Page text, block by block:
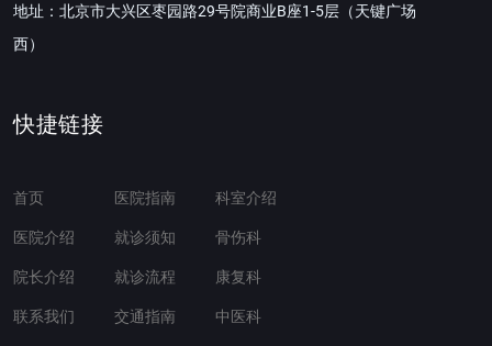
地址：北京市大兴区枣园路29号院商业B座1-5层（天键广场
西）
快捷链接
首页
医院介绍
院长介绍
联系我们
医院指南
就诊须知
就诊流程
交通指南
科室介绍
骨伤科
康复科
中医科